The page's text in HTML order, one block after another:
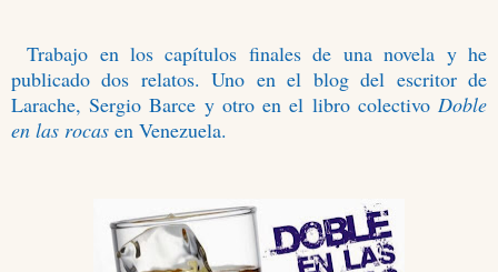
Trabajo en los capítulos finales de una novela y he
publicado dos relatos. Uno en el blog del escritor de
Larache, Sergio Barce y otro en el libro colectivo Doble
en las rocas en Venezuela.